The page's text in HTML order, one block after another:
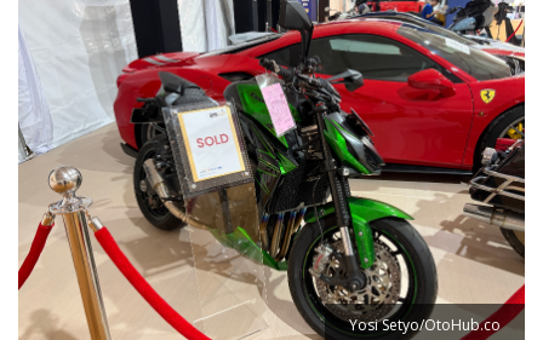
Yosi Setyo/OtoHub.co